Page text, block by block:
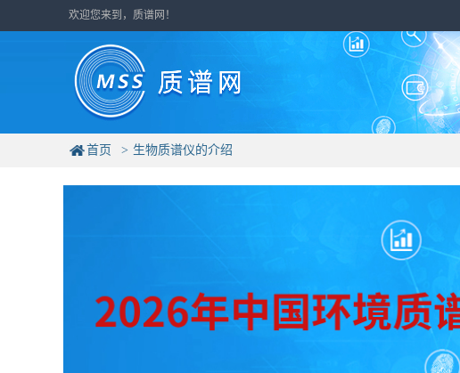
欢迎您来到，质谱网！
首页 生物质谱仪的介绍